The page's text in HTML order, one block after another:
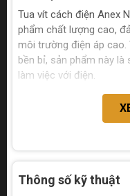
Tua vít cách điện Anex
phẩm chất lượng cao,
môi trường điện áp
bền bỉ, sản phẩm này
làm việc với điện.
Thông số kỹ thuật